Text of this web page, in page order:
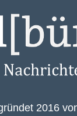
2016